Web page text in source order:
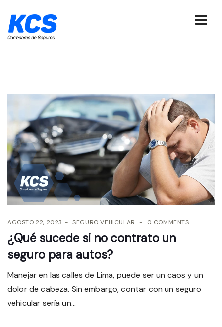
AGOSTO 22, 2023 SEGURO VEHICULAR 0 COMMENTS
¿Qué sucede si no contrato un
seguro para autos?
Manejar en las calles de Lima, puede ser un caos y un
dolor de cabeza. Sin embargo, contar con un seguro
vehicular sería un...